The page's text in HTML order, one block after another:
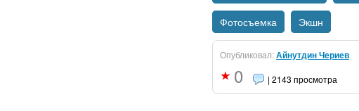
Фотосъемка Экшн
Опубликовал:Айнутдин Чериев
0 | 2143 просмотра